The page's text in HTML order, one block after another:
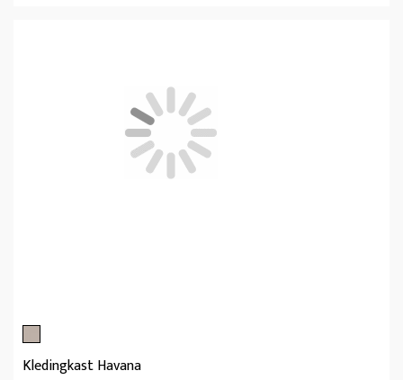
Kledingkast Havana